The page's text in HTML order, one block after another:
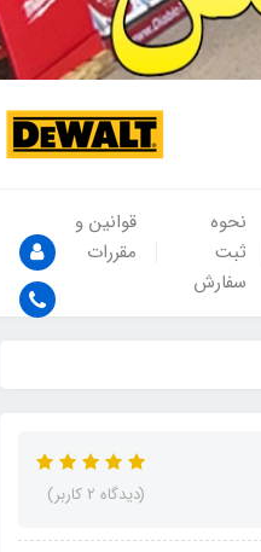
نحوه
ثبت
سفارش
قوانین و
مقررات
(دیدگاه 2 کاربر)